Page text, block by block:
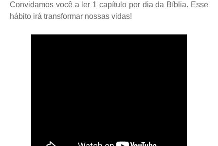
Convidamos você a ler 1 capítulo por dia da Bíblia. Esse
hábito irá transformar nossas vidas!